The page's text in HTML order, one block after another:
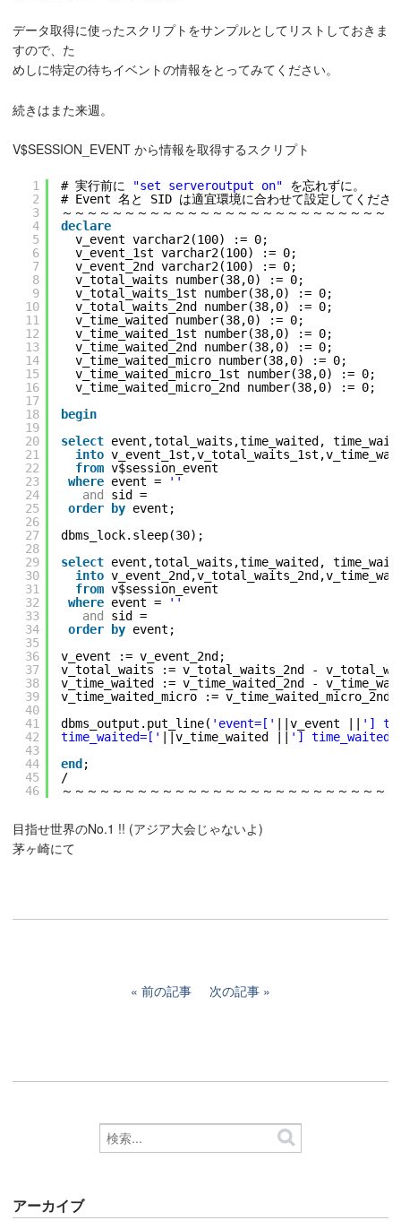
データ取得に使ったスクリプトをサンプルとしてリストしておきま
すので、た
めしに特定の待ちイベントの情報をとってみてください。
続きはまた来週。
V$SESSION_EVENT から情報を取得するスクリプト
1
2
3
4
5
6
7
8
9
10
11
12
13
14
15
16
17
18
19
20
21
22
23
24
25
26
27
28
29
30
31
32
33
34
35
36
37
38
39
40
41
42
43
44
45
46
# 実行前に "set serveroutput on"
を忘れずに。
# Event 名と SID は適宜環境に合わせて設定してくださ
～～～～～～～～～～～～～～～～～～～～～～～～～～
declare
v_event varchar2(100) := 0;
v_event_1st varchar2(100) := 0;
v_event_2nd varchar2(100) := 0;
v_total_waits number(38,0) := 0;
v_total_waits_1st number(38,0) := 0;
v_total_waits_2nd number(38,0) := 0;
v_time_waited number(38,0) := 0;
v_time_waited_1st number(38,0) := 0;
v_time_waited_2nd number(38,0) := 0;
v_time_waited_micro number(38,0) := 0;
v_time_waited_micro_1st number(38,0) := 0;
v_time_waited_micro_2nd number(38,0) := 0;
begin
select event,total_waits,time_waited,
into
from v$session_event
where event =
''
and
sid =
order
by event;
dbms_lock.sleep(30);
select event,total_waits,time_waited,
into
from v$session_event
where event =
''
and
sid =
order
by event;
v_event := v_event_2nd;
v_total_waits := v_total_waits_2nd -
v_time_waited := v_time_waited_2nd -
v_time_waited_micro :=
dbms_output.put_line( 'event=[' ||v_event ||
']
time_waited=['
||v_time_waited ||
']
end ;
/
～～～～～～～～～～～～～～～～～～～～～～～～～～
目指せ世界のNo.1 !! (アジア大会じゃないよ)
茅ヶ崎にて
前の記事 次の記事
アーカイブ